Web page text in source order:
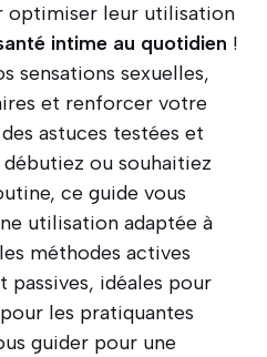
optimiser leur utilisation
intime au quotidien !
sensations sexuelles,
et renforcer votre
astuces testées et
ou souhaitiez
ce guide vous
utilisation adaptée à
méthodes actives
passives, idéales pour
les pratiquantes
guider pour une